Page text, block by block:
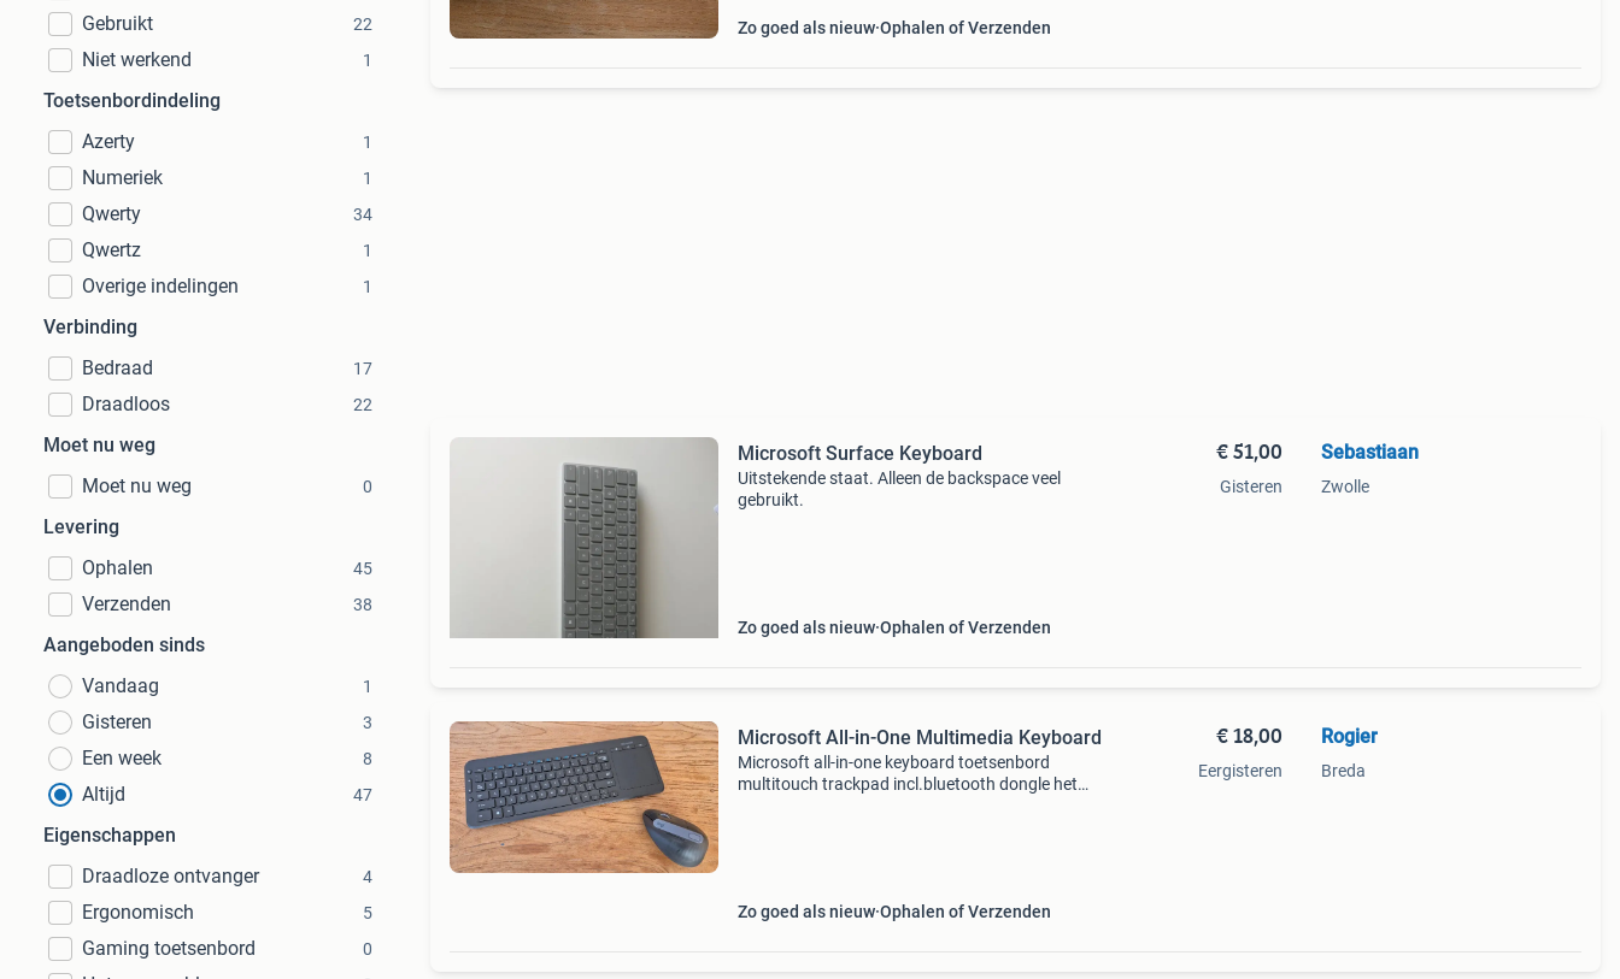
Gebruikt 22
Niet werkend 1
Toetsenbordindeling
Azerty
1
Numeriek 1
Qwerty 34
Qwertz 1
Overige indelingen 1
Verbinding
Bedraad
17
Draadloos 22
Moet nu weg
Moet nu weg
0
Levering
Ophalen
45
Verzenden 38
Aangeboden sinds
Vandaag
1
Gisteren 3
Een week 8
Altijd 47
Eigenschappen
Draadloze ontvanger
4
Ergonomisch 5
Gaming toetsenbord 0
Zo goed als nieuw Ophalen of Verzenden
Microsoft Surface Keyboard
Uitstekende staat. Alleen de backspace veel
gebruikt.
Zo goed als nieuw Ophalen of Verzenden
€ 51,00
Gisteren
Sebastiaan
Zwolle
Microsoft All-in-One Multimedia Keyboard
Microsoft all-in-one keyboard toetsenbord
multitouch trackpad incl.bluetooth dongle het
Zo goed als nieuw Ophalen of Verzenden
€ 18,00
Eergisteren
Rogier
Breda